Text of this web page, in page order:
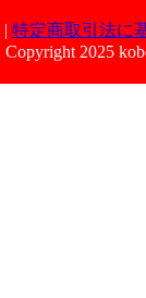
| 特定商取引法に
Copyright 2025